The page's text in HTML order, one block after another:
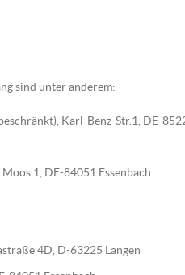
sind unter anderem:
Karl-Benz-Str.1, DE-
1, DE-84051 Essenbach
4D, D-63225 Langen